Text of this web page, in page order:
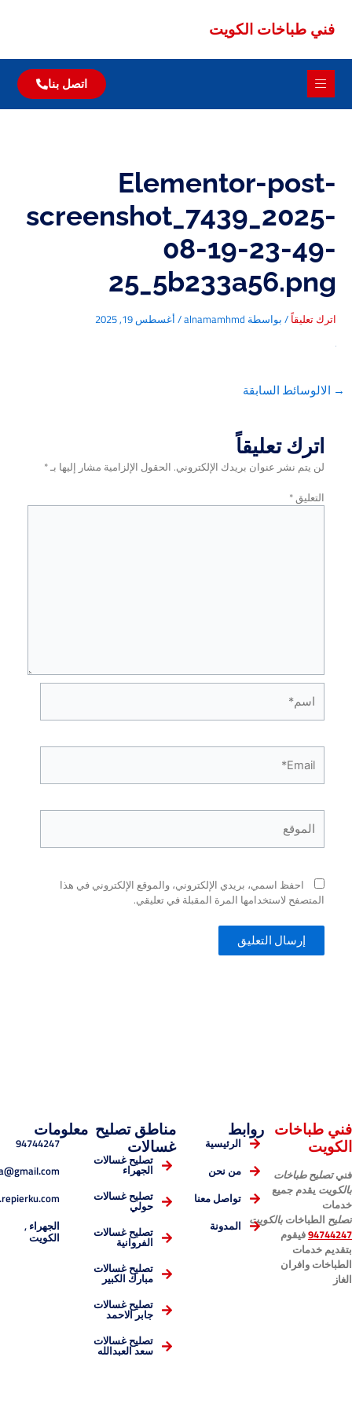
الكويت
اتصل بنا
Elementor-
08-19-
/ بواسطةalnamamhmd
/أغسطس 19, 2025
السابقة
تعليقاً
نشر عنوان بريدك الإلكتروني.الحقول الإلزامية مشار إليها بـ *
اسمي، بريدي الإلكتروني، والموقع الإلكتروني في هذا
لاستخدامها المرة المقبلة في تعليقي.
جميع
بالكويت
روابط
الرئيسية
من نحن
تواصل معنا
المدونة
مناطق تصليح
غسالات
تصليح غسالات
تصليح غسالات
تصليح غسالات
الفروانية
تصليح غسالات
مبارك الكبير
تصليح غسالات
جابر الاحمد
تصليح غسالات
سعد العبدالله
معلومات
94744247
esmaelnema@gmail.com
www.repierku.com
الجهراء ,
الكويت